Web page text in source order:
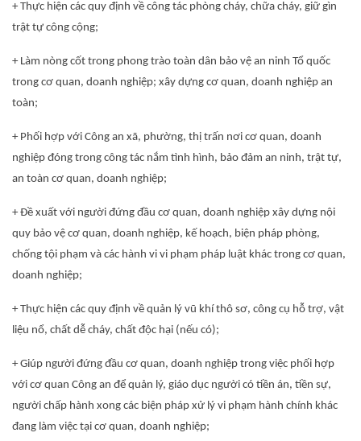
+ Thực hiện các quy định về công tác phòng cháy, chữa cháy, giữ gìn
trật tự công cộng;
+ Làm nòng cốt trong phong trào toàn dân bảo vệ an ninh Tổ quốc
trong cơ quan, doanh nghiệp; xây dựng cơ quan, doanh nghiệp an
toàn;
+ Phối hợp với Công an xã, phường, thị trấn nơi cơ quan, doanh
nghiệp đóng trong công tác nắm tình hình, bảo đảm an ninh, trật tự,
an toàn cơ quan, doanh nghiệp;
+ Đề xuất với người đứng đầu cơ quan, doanh nghiệp xây dựng nội
quy bảo vệ cơ quan, doanh nghiệp, kế hoạch, biện pháp phòng,
chống tội phạm và các hành vi vi phạm pháp luật khác trong cơ quan,
doanh nghiệp;
+ Thực hiện các quy định về quản lý vũ khí thô sơ, công cụ hỗ trợ, vật
liệu nổ, chất dễ cháy, chất độc hại (nếu có);
+ Giúp người đứng đầu cơ quan, doanh nghiệp trong việc phối hợp
với cơ quan Công an để quản lý, giáo dục người có tiền án, tiền sự,
người chấp hành xong các biện pháp xử lý vi phạm hành chính khác
đang làm việc tại cơ quan, doanh nghiệp;